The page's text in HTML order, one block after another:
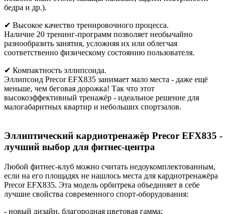
бедра и др.).
✔ Высокое качество тренировочного процесса.
Наличие 20 тренинг-программ позволяет необычайно
разнообразить занятия, усложняя их или облегчая
соответственно физическому состоянию пользователя.
✔ Компактность эллипсоида.
Эллипсоид Precor EFX835 занимает мало места - даже ещё
меньше, чем беговая дорожка! Так что этот
высокоэффективный тренажёр - идеальное решение для
малогабаритных квартир и небольших спортзалов.
Эллиптический кардиотренажёр Precor EFX835 -
лучший выбор для фитнес-центра
Любой фитнес-клуб можно считать недоукомплектованным,
если на его площадях не нашлось места для кардиотренажёра
Precor EFX835. Эта модель орбитрека объединяет в себе
лучшие свойства современного спорт-оборудования:
- новый дизайн, благородная цветовая гамма;